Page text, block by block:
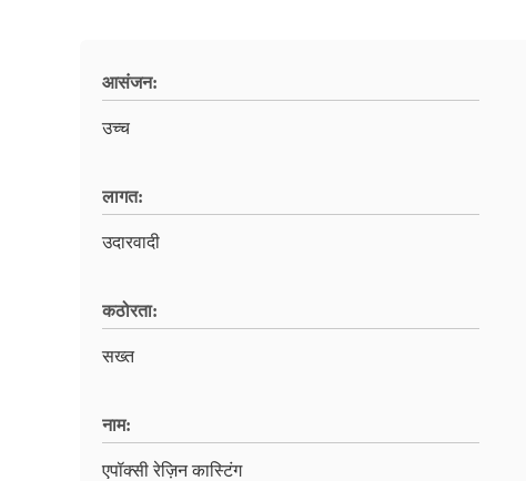
आसंजन:
उच्च
लागत:
उदारवादी
कठोरता:
सख्त
नाम:
एपॉक्सी रेज़िन कास्टिंग